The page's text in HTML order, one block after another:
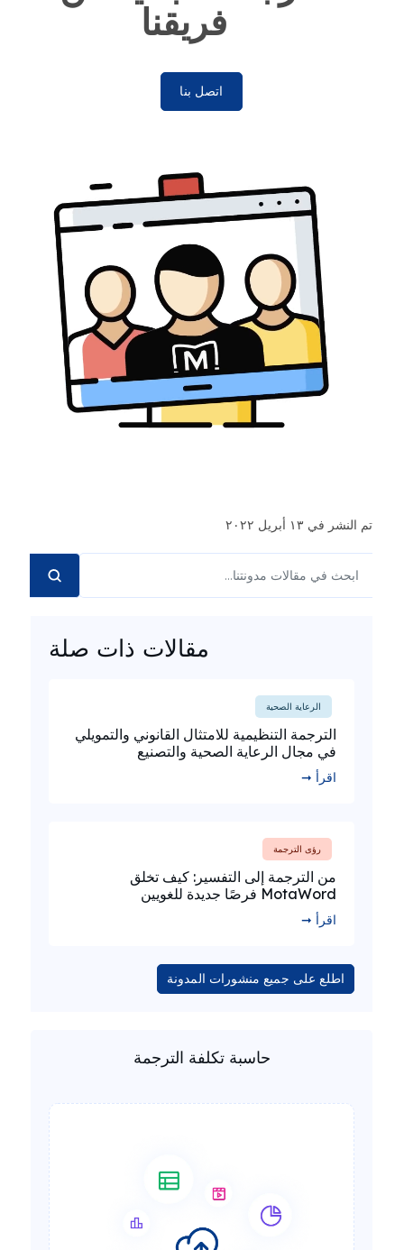
فريقنا
اتصل بنا
تم النشر في ١٣ أبريل ٢٠٢٢
مقالات ذات صلة
الرعاية الصحية
الترجمة التنظيمية للامتثال القانوني والتمويلي
في مجال الرعاية الصحية والتصنيع
اقرأ ➞
رؤى الترجمة
من الترجمة إلى التفسير: كيف تخلق
MotaWord فرصًا جديدة للغويين
اقرأ ➞
اطلع على جميع منشورات المدونة
حاسبة تكلفة الترجمة